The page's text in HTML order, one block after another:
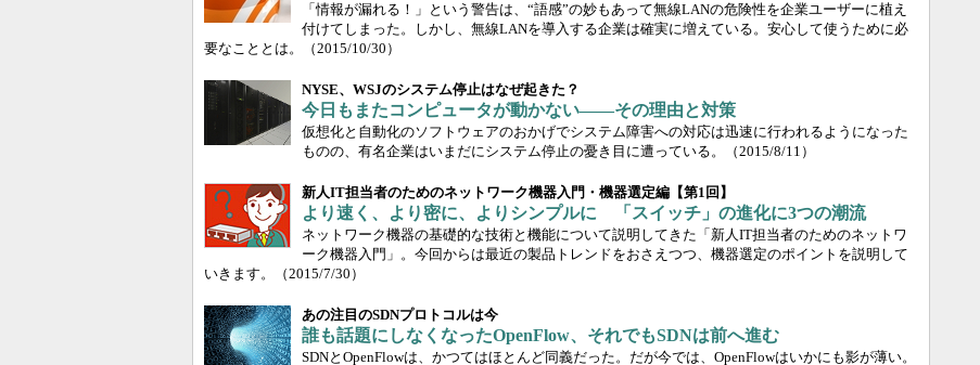
「情報が漏れる！」という警告は、“語感”の妙もあって無線LANの危険性を企業ユーザーに植え
付けてしまった。しかし、無線LANを導入する企業は確実に増えている。安心して使うために必
要なこととは。
（2015/10/30）
NYSE、WSJのシステム停止はなぜ起きた？
今日もまたコンピュータが動かない――その理由と対策
仮想化と自動化のソフトウェアのおかげでシステム障害への対応は迅速に行われるようになった
ものの、有名企業はいまだにシステム停止の憂き目に遭っている。
（2015/8/11）
新人IT担当者のためのネットワーク機器入門・機器選定編【第1回】
より速く、より密に、よりシンプルに 「スイッチ」の進化に3つの潮流
ネットワーク機器の基礎的な技術と機能について説明してきた「新人IT担当者のためのネットワ
ーク機器入門」。今回からは最近の製品トレンドをおさえつつ、機器選定のポイントを説明して
いきます。
（2015/7/30）
あの注目のSDNプロトコルは今
誰も話題にしなくなったOpenFlow、それでもSDNは前へ進む
SDNとOpenFlowは、かつてはほとんど同義だった。だが今では、OpenFlowはいかにも影が薄い。